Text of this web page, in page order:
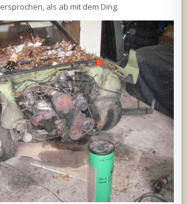
als ab mit dem Ding.